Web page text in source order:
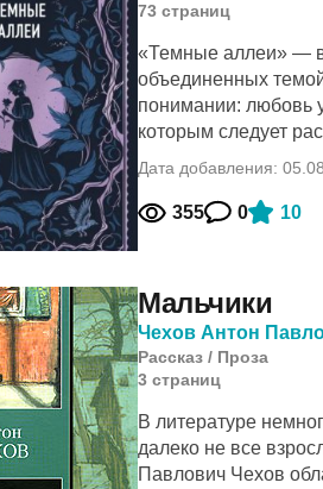
73 cтраниц
«Темные аллеи» —
объединенных
понимании: любовь
которым следует
Дата добавления:
355 0 10
Мальчики
Чехов Антон
Рассказ / Проза
3 cтраниц
В литературе
далеко не все
Павлович Чехов